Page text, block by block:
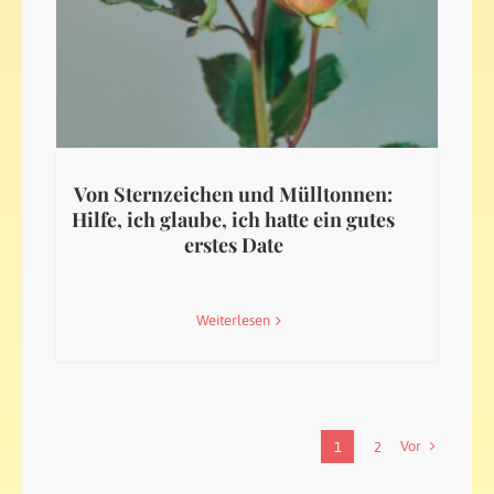
Von Sternzeichen und Mülltonnen:
Hilfe, ich glaube, ich hatte ein gutes
erstes Date
Weiterlesen
1 2 Vor